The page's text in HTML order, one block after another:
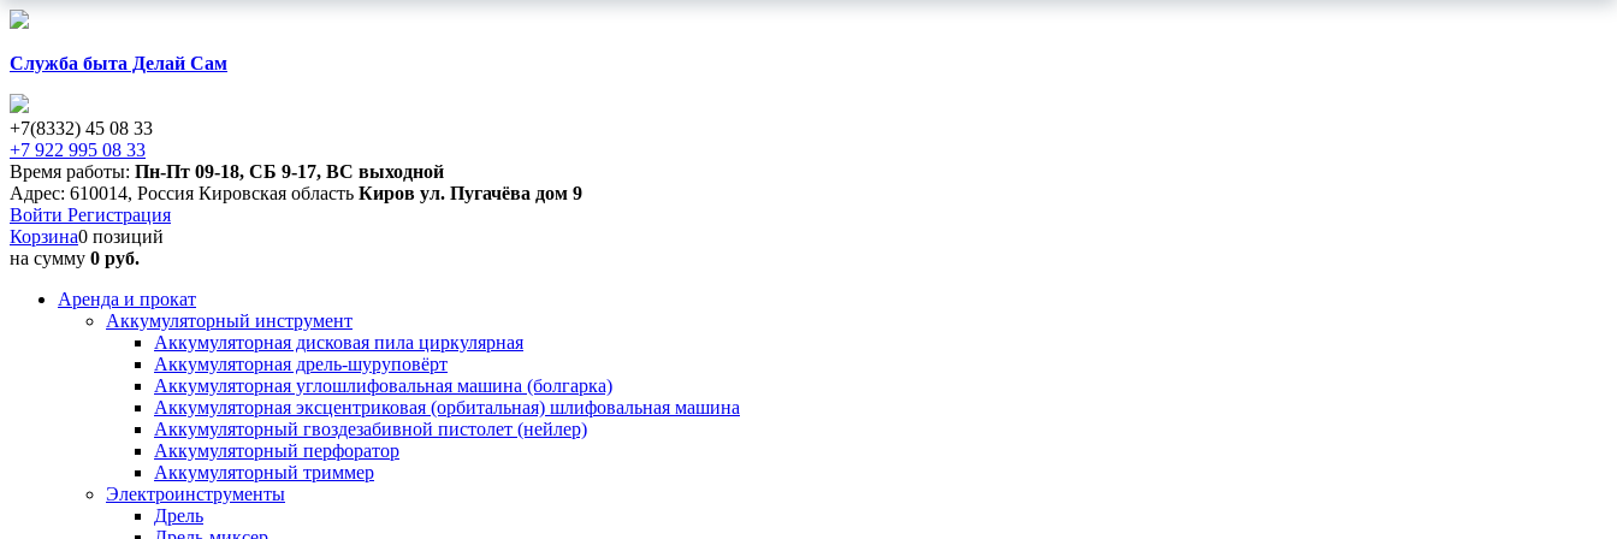
Служба быта Делай Сам
+7(8332) 45 08 33
+7 922 995 08 33
Время работы: Пн-Пт 09-18, СБ 9-17, ВС выходной
Адрес: 610014, Россия Кировская область Киров ул. Пугачёва дом 9
Войти Регистрация
Корзина0 позиций
на сумму 0 руб.
Аренда и прокат
Аккумуляторный инструмент
Аккумуляторная дисковая пила циркулярная
Аккумуляторная дрель-шуруповёрт
Аккумуляторная углошлифовальная машина (болгарка)
Аккумуляторная эксцентриковая (орбитальная) шлифовальная машина
Аккумуляторный гвоздезабивной пистолет (нейлер)
Аккумуляторный перфоратор
Аккумуляторный триммер
Электроинструменты
Дрель